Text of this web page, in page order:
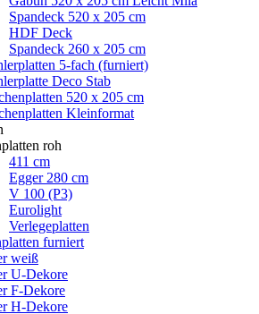
Spandeck 520 x 205 cm
HDF Deck
Spandeck 260 x 205 cm
5-fach (furniert)
Deco Stab
520 x 205 cm
Kleinformat
roh
411 cm
Egger 280 cm
V 100 (P3)
Eurolight
Verlegeplatten
furniert
weiß
U-Dekore
F-Dekore
H-Dekore